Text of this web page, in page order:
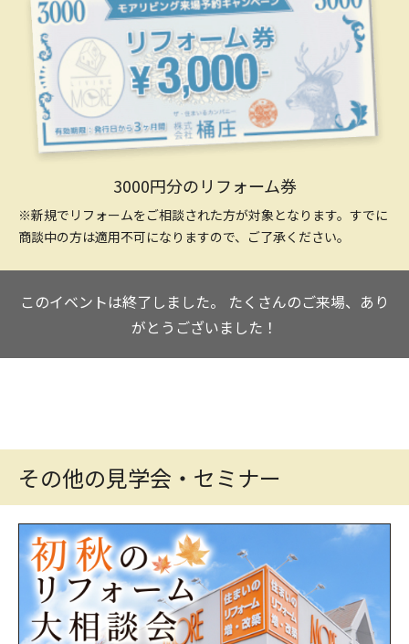
3000円分のリフォーム券
※新規でリフォームをご相談された方が対象となります。すでに
商談中の方は適用不可になりますので、ご了承ください。
このイベントは終了しました。 たくさんのご来場、あり
がとうございました！
その他の見学会・セミナー